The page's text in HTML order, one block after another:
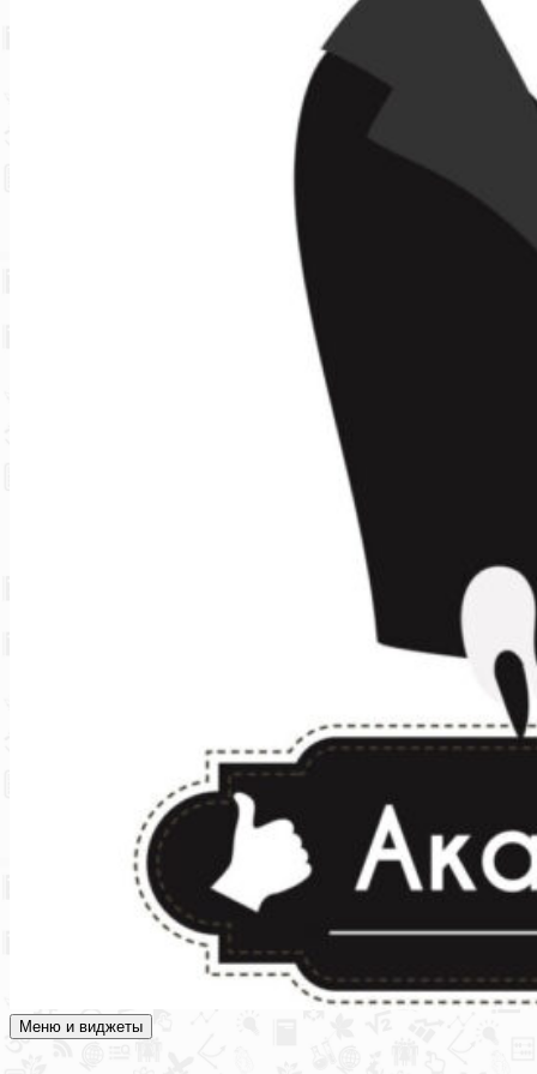
Академия СОВА
Подготовка к ЕГЭ, ОГЭ, ВПР, МЦКО, СтатГрад, КДР, ВОШ,
Меню и виджеты